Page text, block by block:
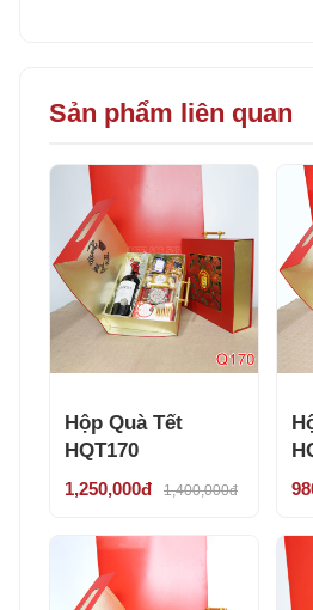
Sản phẩm liên quan
Hộp Quà Tết
HQT170
1,250,000đ 1,400,000đ